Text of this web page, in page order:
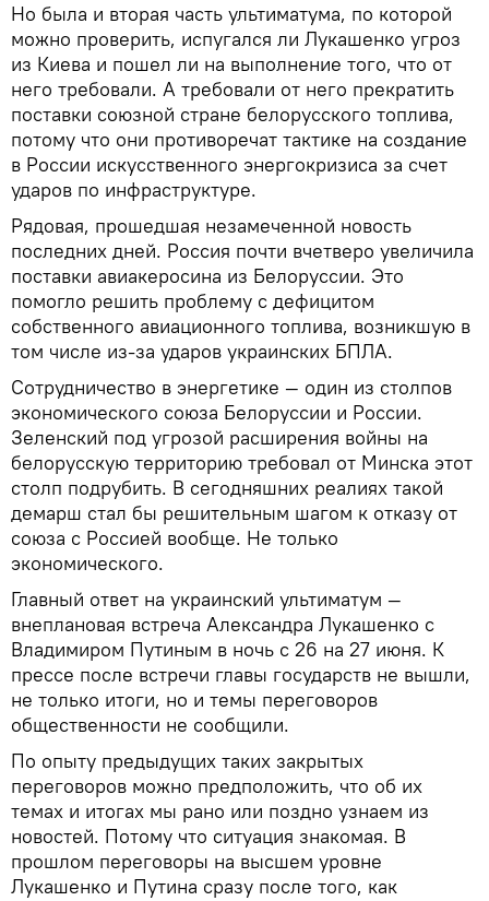
Но была и вторая часть ультиматума, по которой
можно проверить, испугался ли Лукашенко угроз
из Киева и пошел ли на выполнение того, что от
него требовали. А требовали от него прекратить
поставки союзной стране белорусского топлива,
потому что они противоречат тактике на создание
в России искусственного энергокризиса за счет
ударов по инфраструктуре.
Рядовая, прошедшая незамеченной новость
последних дней. Россия почти вчетверо увеличила
поставки авиакеросина из Белоруссии. Это
помогло решить проблему с дефицитом
собственного авиационного топлива, возникшую в
том числе из-за ударов украинских БПЛА.
Сотрудничество в энергетике — один из столпов
экономического союза Белоруссии и России.
Зеленский под угрозой расширения войны на
белорусскую территорию требовал от Минска этот
столп подрубить. В сегодняшних реалиях такой
демарш стал бы решительным шагом к отказу от
союза с Россией вообще. Не только
экономического.
Главный ответ на украинский ультиматум —
внеплановая встреча Александра Лукашенко с
Владимиром Путиным в ночь с 26 на 27 июня. К
прессе после встречи главы государств не вышли,
не только итоги, но и темы переговоров
общественности не сообщили.
По опыту предыдущих таких закрытых
переговоров можно предположить, что об их
темах и итогах мы рано или поздно узнаем из
новостей. Потому что ситуация знакомая. В
прошлом переговоры на высшем уровне
Лукашенко и Путина сразу после того, как